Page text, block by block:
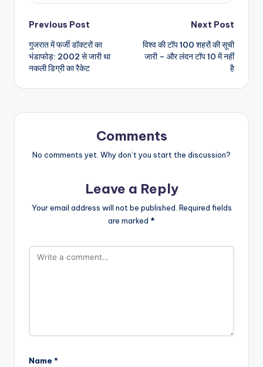
Post
navigation
Previous Post
गुजरात में फर्जी डॉक्टरों का
भंडाफोड़: 2002 से जारी था
नकली डिग्री का रैकेट
Next Post
विश्व की टॉप 100 शहरों की सूची
जारी – और लंदन टॉप 10 में नहीं
है
Comments
No comments yet. Why don’t you start the discussion?
Leave a Reply
Your email address will not be published. Required fields
are marked *
Name *